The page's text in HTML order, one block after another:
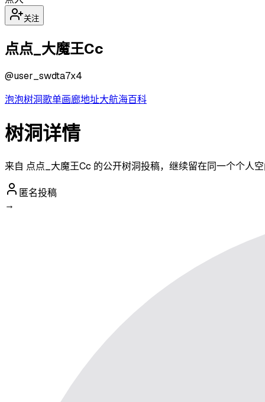
关注
点点_大魔王Cc
@user_swdta7x4
泡泡树洞歌单画廊地址大航海百科
树洞详情
来自 点点_大魔王Cc 的公开树洞投稿，继续留在同一个个人
匿名投稿
→